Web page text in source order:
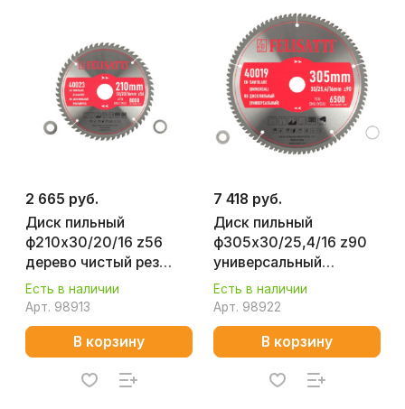
2 665 руб.
Диск пильный
ф210х30/20/16 z56
дерево чистый рез
FELISATT 40023
Есть в наличии
Арт. 98913
В корзину
7 418 руб.
Диск пильный
ф305х30/25,4/16 z90
универсальный
FELISATT 40019
Есть в наличии
Арт. 98922
В корзину